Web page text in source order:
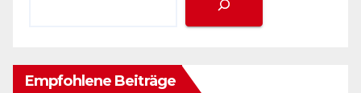
Empfohlene Beiträge